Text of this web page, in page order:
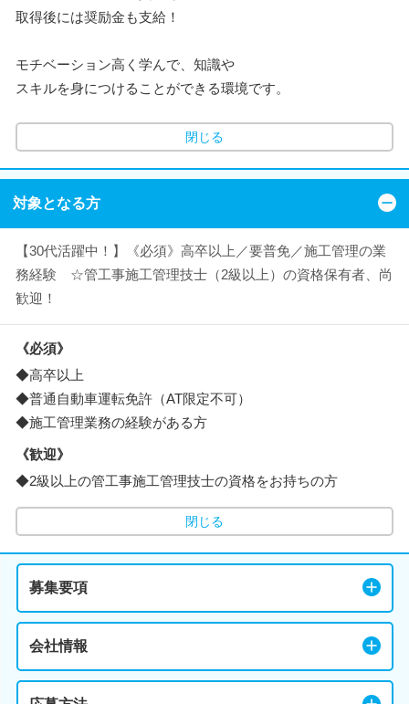
取得後には奨励金も支給！
モチベーション高く学んで、知識や
スキルを身につけることができる環境です。
閉じる
対象となる方
【30代活躍中！】《必須》高卒以上／要普免／施工管理の業
務経験 ☆管工事施工管理技士（2級以上）の資格保有者、尚
歓迎！
《必須》
◆高卒以上
◆普通自動車運転免許（AT限定不可）
◆施工管理業務の経験がある方
《歓迎》
◆2級以上の管工事施工管理技士の資格をお持ちの方
閉じる
募集要項
会社情報